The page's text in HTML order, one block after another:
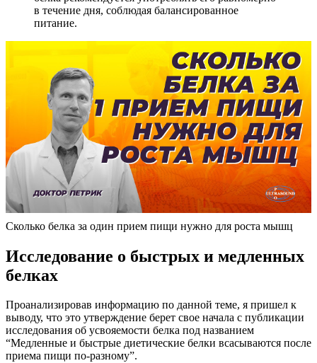
в течение дня, соблюдая балансированное
питание.
Сколько белка за один прием пищи нужно для роста мышц
Исследование о быстрых и медленных
белках
Проанализировав информацию по данной теме, я пришел к
выводу, что это утверждение берет свое начала с публикации
исследования об усвояемости белка под названием
“Медленные и быстрые диетические белки всасываются после
приема пищи по-разному”.